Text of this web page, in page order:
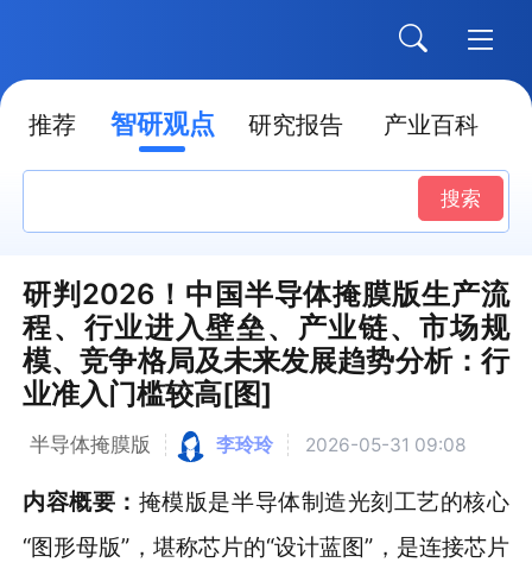
推荐 智研观点 研究报告 产业百科
搜索
研判2026！中国半导体掩膜版生产流
程、行业进入壁垒、产业链、市场规
模、竞争格局及未来发展趋势分析：行
业准入门槛较高[图]
半导体掩膜版 李玲玲 2026-05-31 09:08
内容概要： 掩模版是半导体制造光刻工艺的核心
“图形母版”，堪称芯片的“设计蓝图”，是连接芯片